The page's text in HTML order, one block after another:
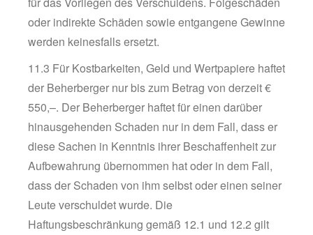
oder indirekte Schäden sowie entgangene Gewinne
werden keinesfalls ersetzt.
11.3 Für Kostbarkeiten, Geld und Wertpapiere haftet
der Beherberger nur bis zum Betrag von derzeit €
550,–. Der Beherberger haftet für einen darüber
hinausgehenden Schaden nur in dem Fall, dass er
diese Sachen in Kenntnis ihrer Beschaffenheit zur
Aufbewahrung übernommen hat oder in dem Fall,
dass der Schaden von ihm selbst oder einen seiner
Leute verschuldet wurde. Die
Haftungsbeschränkung gemäß 12.1 und 12.2 gilt